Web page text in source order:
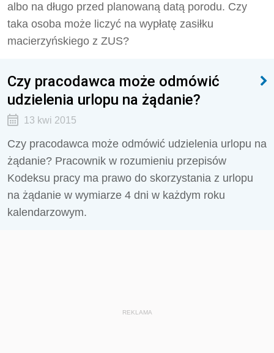
albo na długo przed planowaną datą porodu. Czy
taka osoba może liczyć na wypłatę zasiłku
macierzyńskiego z ZUS?
Czy pracodawca może odmówić
udzielenia urlopu na żądanie?
13 kwi 2015
Czy pracodawca może odmówić udzielenia urlopu na
żądanie? Pracownik w rozumieniu przepisów
Kodeksu pracy ma prawo do skorzystania z urlopu
na żądanie w wymiarze 4 dni w każdym roku
kalendarzowym.
REKLAMA